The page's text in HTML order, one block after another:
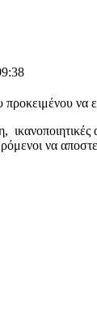
προκειμένου
να